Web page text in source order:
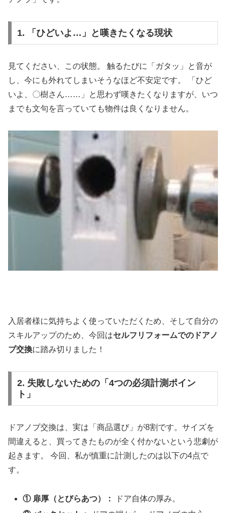
1. 「ひどいよ…」と嘆きたくなる現状
見てください、この状態。 触るたびに「ガタッ」と音が
し、今にも外れてしまいそうなほど不安定です。 「ひど
いよ、〇樹さん……」と思わず嘆きたくなりますが、いつ
までも文句を言っていても物件は良くなりません。
入居者様に気持ちよく使っていただくため、そして自分の
スキルアップのため、今回はセルフリフォームでのドアノ
ブ交換に踏み切りました！
2. 失敗しないための「4つの必須計測ポイン
ト」
ドアノブ交換は、実は「商品選び」が8割です。サイズを
間違えると、買ってきたものが全く付かないという悲劇が
起きます。 今回、私が慎重に計測したのは以下の4点で
す。
① 扉厚（とびらあつ）：
ドア自体の厚み。